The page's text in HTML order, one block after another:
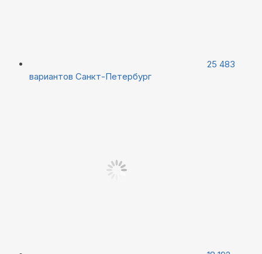
25 483
вариантов Санкт-Петербург